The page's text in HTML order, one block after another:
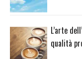
L’arte
qualità